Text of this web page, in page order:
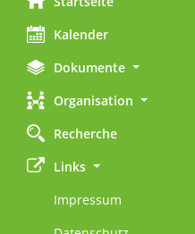
Kalender
Dokumente
Organisation
Recherche
Links
Impressum